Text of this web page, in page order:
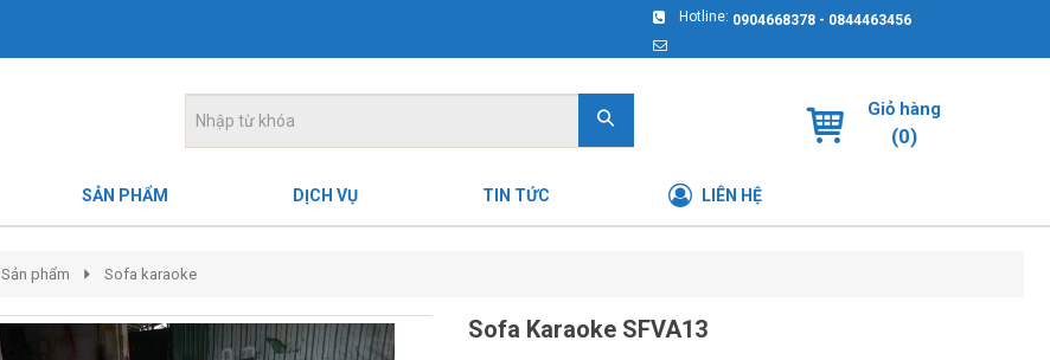
Hotline: 0904668378 - 0844463456
Giỏ hàng
(0)
SẢN PHẨM DỊCH VỤ TIN TỨC LIÊN HỆ
Sản phẩm Sofa karaoke
Sofa Karaoke SFVA13